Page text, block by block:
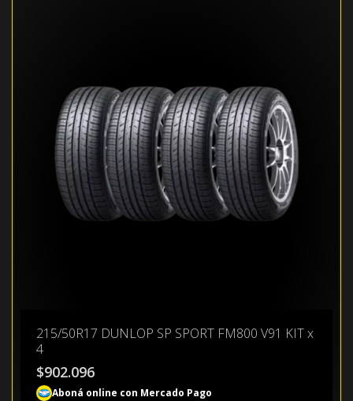
215/50R17 DUNLOP SP SPORT FM800 V91 KIT x
4
$902.096
Aboná online con Mercado Pago